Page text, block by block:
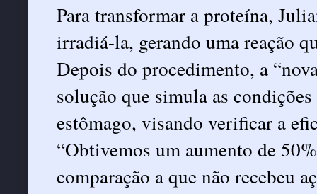
Para transformar a proteína,
irradiá-la, gerando uma reação
Depois do procedimento, a
solução que simula as
estômago, visando verificar a
“Obtivemos um aumento de
comparação a que não recebeu